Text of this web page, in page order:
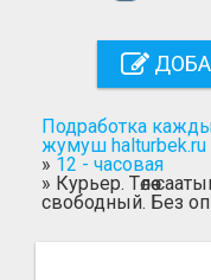
Поиск
Подработка
жумуш halturbek.ru
» 12 - часовая
» Курьер. Төлөө
свободный. Без